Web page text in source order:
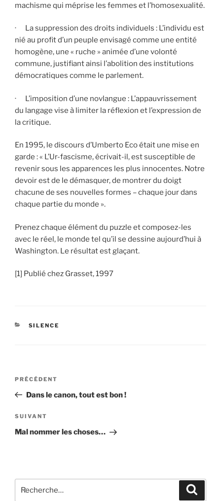
machisme qui méprise les femmes et l’homosexualité.
· La suppression des droits individuels : L’individu est
nié au profit d’un peuple envisagé comme une entité
homogène, une « ruche » animée d’une volonté
commune, justifiant ainsi l’abolition des institutions
démocratiques comme le parlement.
· L’imposition d’une novlangue : L’appauvrissement
du langage vise à limiter la réflexion et l’expression de
la critique.
En 1995, le discours d’Umberto Eco était une mise en
garde : « L’Ur-fascisme, écrivait-il, est susceptible de
revenir sous les apparences les plus innocentes. Notre
devoir est de le démasquer, de montrer du doigt
chacune de ses nouvelles formes – chaque jour dans
chaque partie du monde ».
Prenez chaque élément du puzzle et composez-les
avec le réel, le monde tel qu’il se dessine aujourd’hui à
Washington. Le résultat est glaçant.
[1] Publié chez Grasset, 1997
CATÉGORIES
SILENCE
Navigation
l’article
Article
précédent
PRÉCÉDENT
Dans le canon, tout est bon !
Article
suivant
SUIVANT
Mal nommer les choses…
pour